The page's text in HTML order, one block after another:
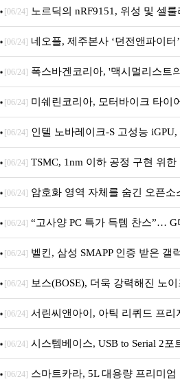
(D.Mon)’ 공개!
[06/24] 노르딕의 nRF9151, 위성 및 셀
커넥티드 기기 개발 지원
[06/24] 네오플, 제주본사 ‘던전앤파이터
[06/24] 폭스바겐코리아, '맥시멀리스트
스' 이벤트 실시
[06/24] 미쉐린코리아, 모터바이크 타이
트 진행
[06/24] 인텔 노바레이크-S 고성능
40W?
[06/24] TSMC, 1nm 이하 공정 구현 위
발
[06/24] 암호화 영역 자체를 숨긴 오픈소
브' 공개
[06/24] “고사양 PC 특가 득템 찬스”… G
행
[06/24] 벨킨, 삼성 SMAPP 인증 받은 갤
시
[06/24] 보스(BOSE), 더욱 강력해진 노
의 ‘QC 헤드폰 2세대’ 출시
[06/24] 서린씨앤아이, 아틱 리퀴드 프
대상 P12 프로 PST 증정 프로모션 진행
[06/24] 시스템베이스, USB to Serial 2
시
[06/24] 스마트카라, 5L 대용량 프리미